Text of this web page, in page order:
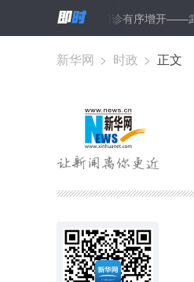
筛查防护严格 门诊有序增开——武汉
新华网 > 时政 > 正文